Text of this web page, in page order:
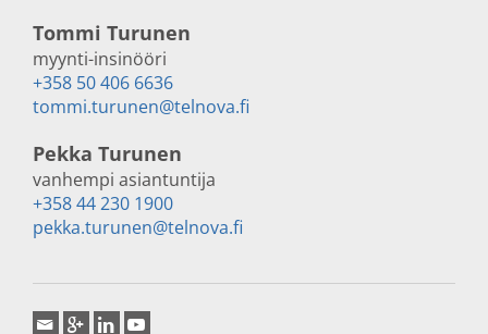
Tommi Turunen
myynti-insinööri
+358 50 406 6636
tommi.turunen@telnova.fi
Pekka Turunen
vanhempi asiantuntija
+358 44 230 1900
pekka.turunen@telnova.fi